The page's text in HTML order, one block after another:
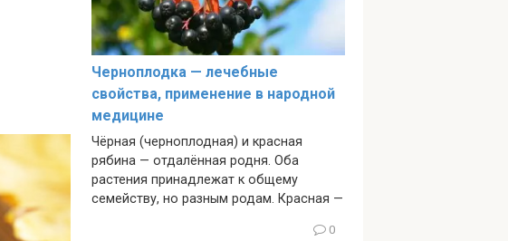
Черноплодка — лечебные
свойства, применение в народной
медицине
Чёрная (черноплодная) и красная
рябина — отдалённая родня. Оба
растения принадлежат к общему
семейству, но разным родам. Красная —
0